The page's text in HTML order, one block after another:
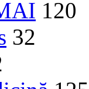
120
32